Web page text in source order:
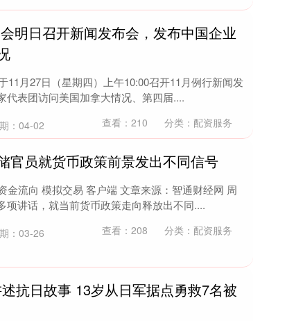
明日召开新闻发布会，发布中国企业
11月27日（星期四）上午10:00召开11月例行新闻发
表团访问美国加拿大情况、第四届....
：04-02 查看： 210 分类： 配资服务
官员就货币政策前景发出不同信号
金流向 模拟交易 客户端 文章来源：智通财经网 周
项讲话，就当前货币政策走向释放出不同....
：03-26 查看： 208 分类： 配资服务
抗日故事 13岁从日军据点勇救7名被